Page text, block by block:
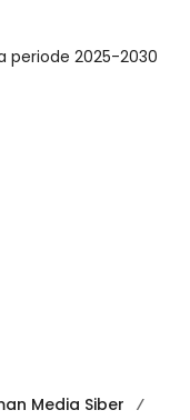
periode 2025-2030
Media Siber